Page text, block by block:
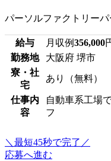
パーソルファクトリー
給与 月収例356,000
勤務地
大阪府 堺市
寮・社
宅
あり（無料）
仕事内
容
自動車系工場
フ
＼最短45秒で完了／
応募へ進む